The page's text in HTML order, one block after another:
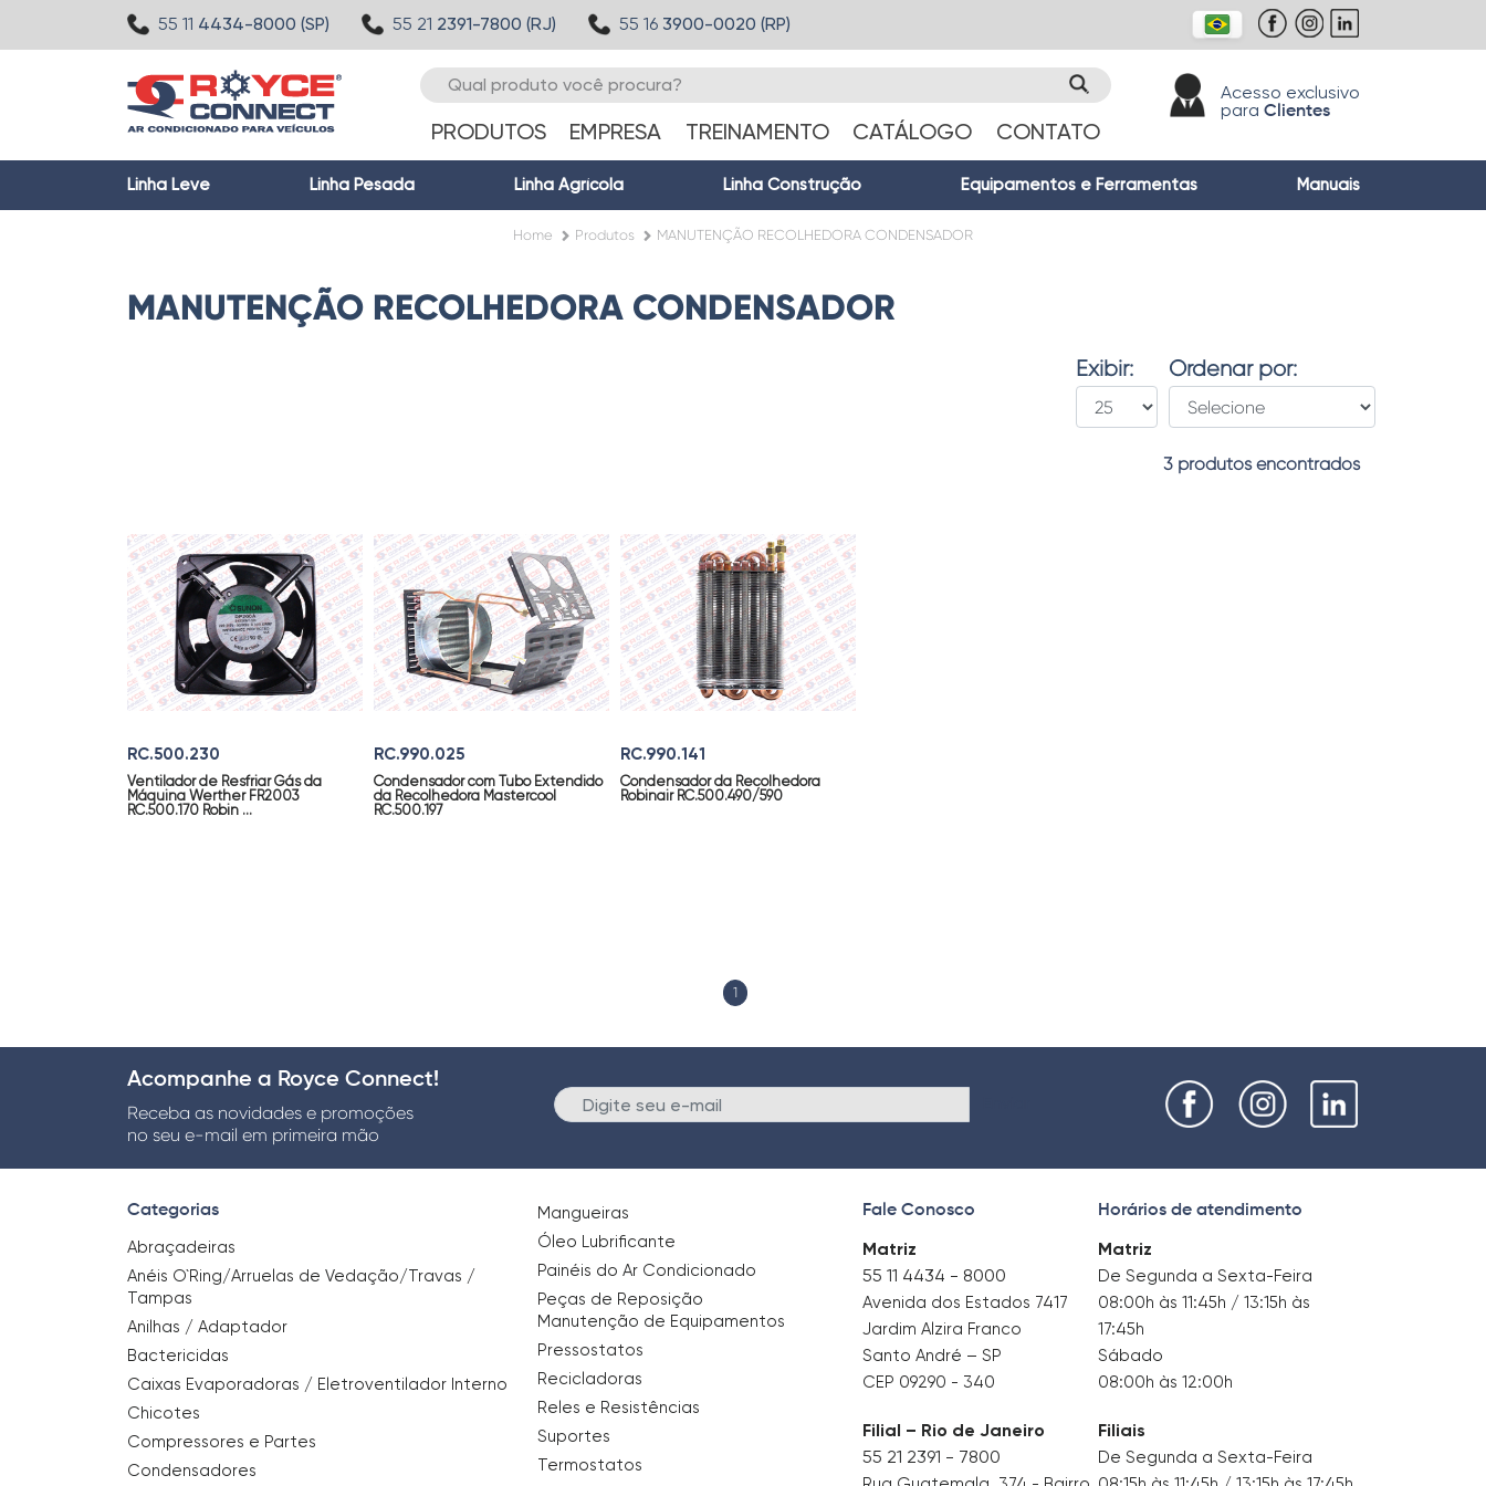
55 11 4434-8000 (SP) 55 21 2391-7800 (RJ) 55 16 3900-0020 (RP)
PRODUTOS EMPRESA TREINAMENTO CATÁLOGO CONTATO
Acesso exclusivo
para Clientes
Linha Leve Linha Pesada Linha Agrícola Linha Construção Equipamentos e Ferramentas Manuais
Home Produtos MANUTENÇÃO RECOLHEDORA CONDENSADOR
MANUTENÇÃO RECOLHEDORA CONDENSADOR
Exibir: Ordenar por:
3 produtos encontrados
RC.500.230
Ventilador de Resfriar Gás da
Máquina Werther FR2003
RC.500.170 Robin ...
RC.990.025
Condensador com Tubo Extendido
da Recolhedora Mastercool
RC.500.197
RC.990.141
Condensador da Recolhedora
Robinair RC.500.490/590
1
Acompanhe a Royce Connect!
Receba as novidades e promoções
no seu e-mail em primeira mão
Categorias
Abraçadeiras
Anéis O`Ring/Arruelas de Vedação/Travas /
Tampas
Anilhas / Adaptador
Bactericidas
Caixas Evaporadoras / Eletroventilador Interno
Chicotes
Compressores e Partes
Condensadores
Mangueiras
Óleo Lubrificante
Painéis do Ar Condicionado
Peças de Reposição
Manutenção de Equipamentos
Pressostatos
Recicladoras
Reles e Resistências
Suportes
Termostatos
Fale Conosco
Matriz
55 11 4434 - 8000
Avenida dos Estados 7417
Jardim Alzira Franco
Santo André – SP
CEP 09290 - 340
Filial – Rio de Janeiro
55 21 2391 - 7800
Horários de atendimento
Matriz
De Segunda a Sexta-Feira
08:00h às 11:45h / 13:15h às
17:45h
Sábado
08:00h às 12:00h
Filiais
De Segunda a Sexta-Feira